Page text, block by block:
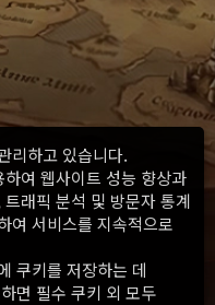
리하고 있습니다.
여 웹사이트 성능 향상과
래픽 분석 및 방문자 통계
여 서비스를 지속적으로
쿠키를 저장하는 데
면 필수 쿠키 외 모두